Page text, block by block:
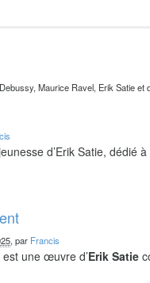
Maurice Ravel, Erik Satie et
d’Erik Satie, dédié
, par Francis
est une œuvre d’Erik Satie